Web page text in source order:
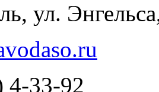
ул.
4-33-92